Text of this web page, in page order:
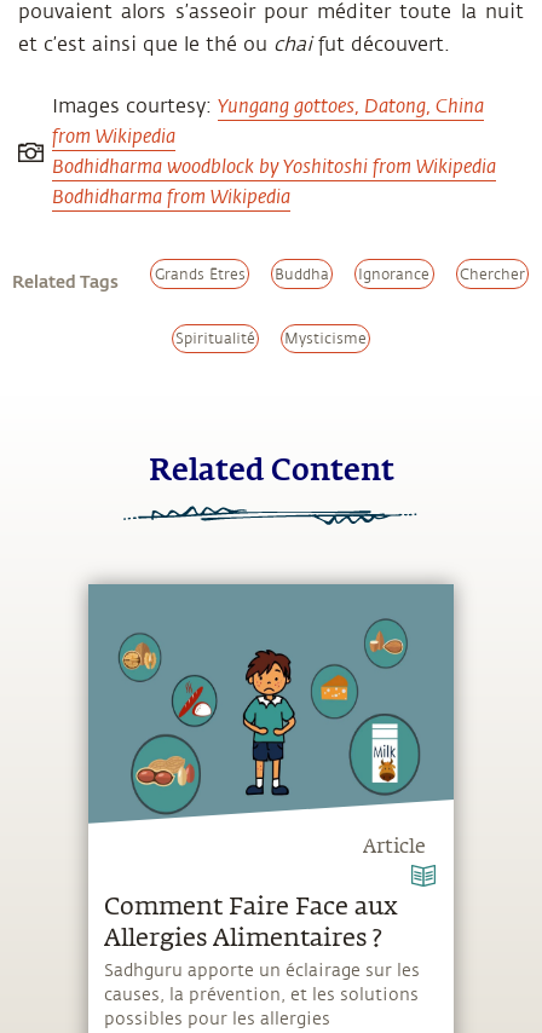
pouvaient alors s’asseoir pour méditer toute la nuit
et c’est ainsi que le thé ou chaifut découvert.
Images courtesy: Yungang gottoes, Datong, China
from Wikipedia
Bodhidharma woodblock by Yoshitoshi from Wikipedia
Bodhidharma from Wikipedia
Related Tags Grands Êtres Buddha Ignorance Chercher
Spiritualité Mysticisme
Related Content
Article
Comment Faire Face aux
Allergies Alimentaires ?
Sadhguru apporte un éclairage sur les
causes, la prévention, et les solutions
possibles pour les allergies